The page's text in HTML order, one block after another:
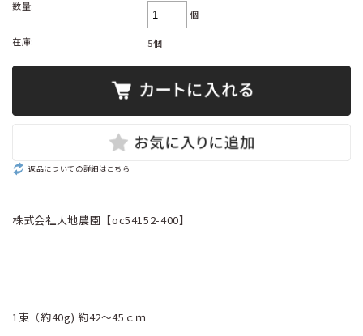
数量:
個
在庫: 5個
返品についての詳細はこちら
株式会社大地農園【oc54152-400】
1束（約40g) 約42～45ｃｍ